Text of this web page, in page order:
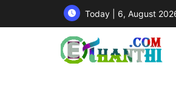
Today | 6, August